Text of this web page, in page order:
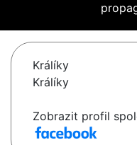
Králíky
Králíky
Zobrazit profil